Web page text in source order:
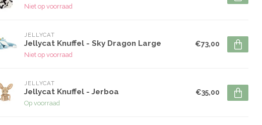
Niet op voorraad
JELLYCAT
Jellycat Knuffel - Sky Dragon Large
Niet op voorraad
€73,00
JELLYCAT
Jellycat Knuffel - Jerboa
Op voorraad
€35,00